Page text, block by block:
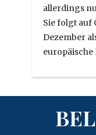
allerdings
Sie folgt auf
Dezember